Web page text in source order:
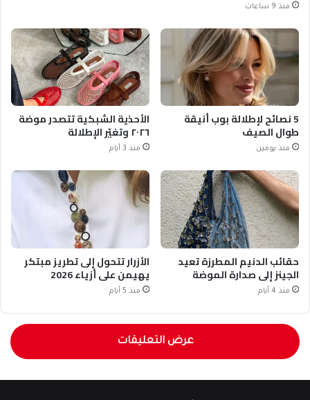
منذ 9 ساعات
5 نصائح لإطلالة بوب أنيقة
طوال الصيف
منذ يومين
الأحذية الشبكية تتصدر موضة
٢٠٢٦ وتغيّر الإطلالة
منذ 3 أيام
حقائب الدنيم المطرزة تعيد
الجينز إلى صدارة الموضة
منذ 4 أيام
الأزرار تتحول إلى تطريز مبتكر
يهيمن على أزياء 2026
منذ 5 أيام
عرض التعليقات